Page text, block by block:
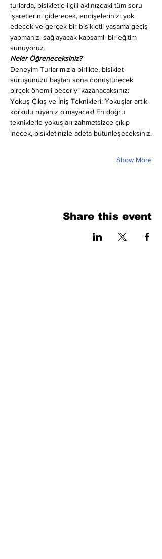
turlarda, bisikletle ilgili aklınızdaki tüm soru
işaretlerini giderecek, endişelerinizi yok
edecek ve gerçek bir bisikletli yaşama geçiş
yapmanızı sağlayacak kapsamlı bir eğitim
sunuyoruz.
Neler Öğreneceksiniz?
Deneyim Turlarımızla birlikte, bisiklet
sürüşünüzü baştan sona dönüştürecek
birçok önemli beceriyi kazanacaksınız:
Yokuş Çıkış ve İniş Teknikleri: Yokuşlar artık
korkulu rüyanız olmayacak! En doğru
tekniklerle yokuşları zahmetsizce çıkıp
inecek, bisikletinizle adeta bütünleşeceksiniz.
Show More
Share this event